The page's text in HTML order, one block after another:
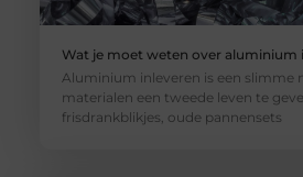
Wat je moet weten over aluminium
Aluminium inleveren is een slimme
materialen een tweede leven te
frisdrankblikjes, oude pannensets